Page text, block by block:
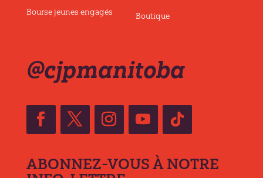
Bourse jeunes engagés Boutique
@cjpmanitoba
ABONNEZ-VOUS À NOTRE